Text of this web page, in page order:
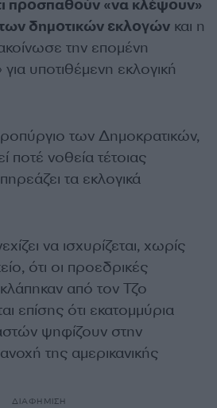
προσπαθούν «να κλέψουν»
δημοτικών εκλογών και η
την επομένη
υποτιθέμενη εκλογική
των Δημοκρατικών,
ποτέ νοθεία τέτοιας
τα εκλογικά
να ισχυρίζεται, χωρίς
ότι οι προεδρικές
από τον Τζο
επίσης ότι εκατομμύρια
ψηφίζουν στην
της αμερικανικής
ΔΙΑΦΗΜΙΣΗ